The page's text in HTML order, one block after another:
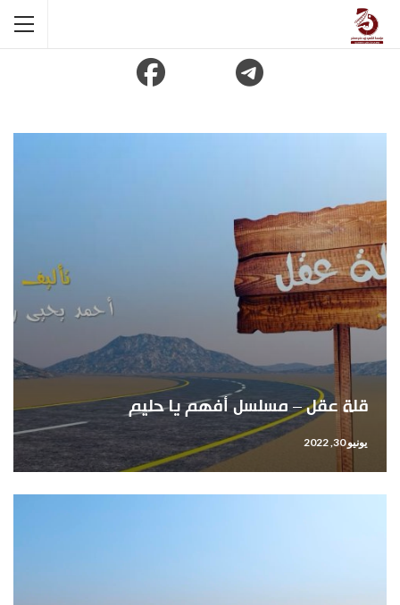
قلة عقل – مسلسل أفهم يا حليم
يونيو 30, 2022